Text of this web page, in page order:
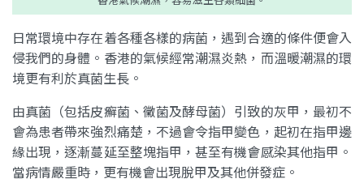
日常環境中存在着各種各樣的病菌，遇到合適的條件便會入
侵我們的身體。香港的氣候經常潮濕炎熱，而溫暖潮濕的環
境更有利於真菌生長。
由真菌（包括皮癬菌、黴菌及酵母菌）引致的灰甲，最初不
會為患者帶來強烈痛楚，不過會令指甲變色，起初在指甲邊
緣出現，逐漸蔓延至整塊指甲，甚至有機會感染其他指甲。
當病情嚴重時，更有機會出現脫甲及其他併發症。